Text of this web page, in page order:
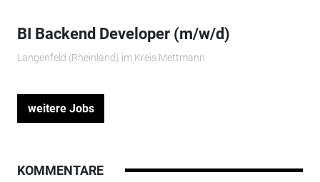
BI Backend Developer (m/w/d)
Langenfeld (Rheinland) im Kreis Mettmann
weitere Jobs
KOMMENTARE